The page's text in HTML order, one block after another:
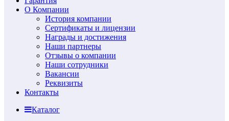
О Компании
История компании
Сертификаты и лицензии
Награды и достижения
Наши партнеры
Отзывы о компании
Наши сотрудники
Вакансии
Реквизиты
Контакты
Каталог